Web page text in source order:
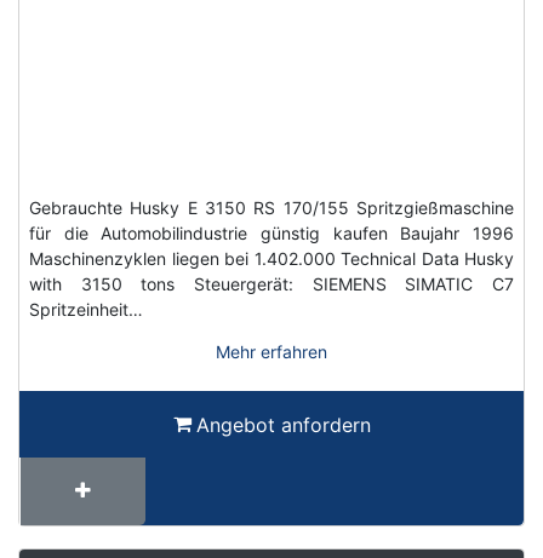
Gebrauchte Husky E 3150 RS 170/155 Spritzgießmaschine
für die Automobilindustrie günstig kaufen Baujahr 1996
Maschinenzyklen liegen bei 1.402.000 Technical Data Husky
with 3150 tons Steuergerät: SIEMENS SIMATIC C7
Spritzeinheit…
Mehr erfahren
Angebot anfordern